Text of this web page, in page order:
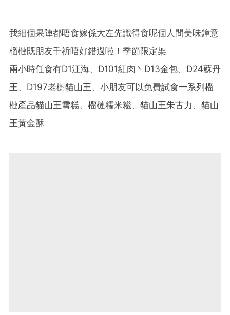
我細個果陣都唔食嫁係大左先識得食呢個人間美味鐘意
榴槤既朋友千祈唔好錯過啦！季節限定架
兩小時任食有D1江海、D101紅肉丶D13金包、D24蘇丹
王、D197老樹貓山王、小朋友可以免費試食一系列榴
槤產品貓山王雪糕、榴槤糯米糍、貓山王朱古力、貓山
王黃金酥